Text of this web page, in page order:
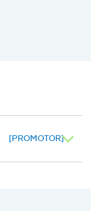
[PROMOTOR]